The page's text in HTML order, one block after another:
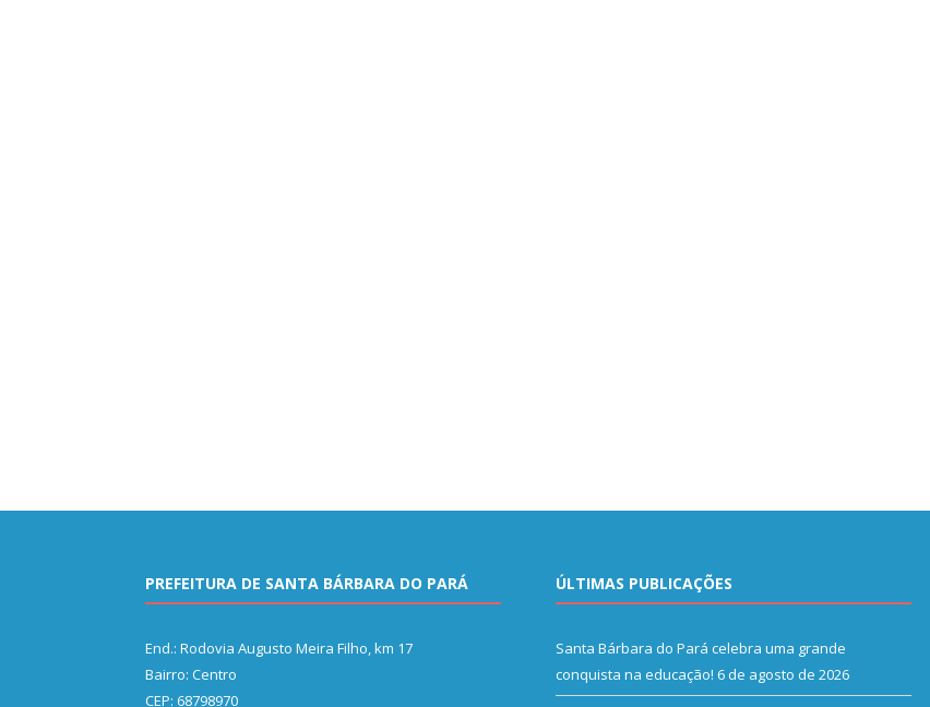
PREFEITURA DE SANTA BÁRBARA DO PARÁ
End.: Rodovia Augusto Meira Filho, km 17
Bairro: Centro
CEP: 68798970
ÚLTIMAS PUBLICAÇÕES
Santa Bárbara do Pará celebra uma grande
conquista na educação! 6 de agosto de 2026